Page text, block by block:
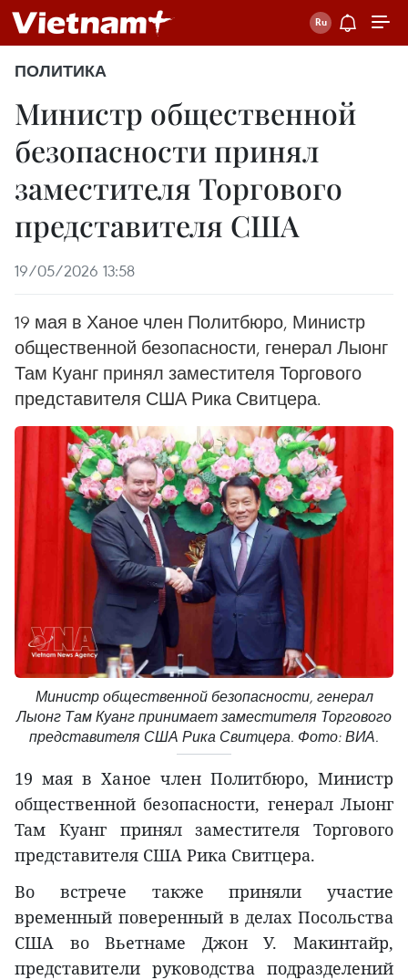
ПОЛИТИКА
Министр общественной
безопасности принял
заместителя Торгового
представителя США
19/05/2026 13:58
19 мая в Ханое член Политбюро, Министр
общественной безопасности, генерал Лыонг
Там Куанг принял заместителя Торгового
представителя США Рика Свитцера.
Министр общественной безопасности, генерал
Лыонг Там Куанг принимает заместителя Торгового
представителя США Рика Свитцера. Фото: ВИА.
19 мая в Ханое член Политбюро, Министр
общественной безопасности, генерал Лыонг
Там Куанг принял заместителя Торгового
представителя США Рика Свитцера.
Во встрече также приняли участие
временный поверенный в делах Посольства
США во Вьетнаме Джон У. Макинтайр,
представители руководства подразделений